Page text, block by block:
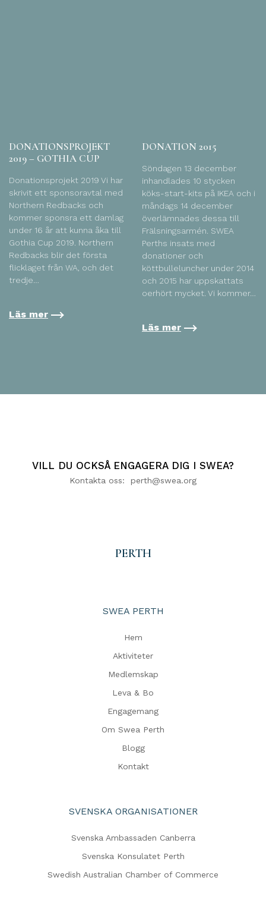
DONATIONSPROJEKT
2019 – GOTHIA CUP
Donationsprojekt 2019 Vi har
skrivit ett sponsoravtal med
Northern Redbacks och
kommer sponsra ett damlag
under 16 år att kunna åka till
Gothia Cup 2019. Northern
Redbacks blir det första
flicklaget från WA, och det
tredje…
Läs mer
DONATION 2015
Söndagen 13 december
inhandlades 10 stycken
köks-start-kits på IKEA och i
måndags 14 december
överlämnades dessa till
Frälsningsarmén. SWEA
Perths insats med
donationer och
köttbulleluncher under 2014
och 2015 har uppskattats
oerhört mycket. Vi kommer…
Läs mer
VILL DU OCKSÅ ENGAGERA DIG I SWEA?
Kontakta oss: perth@swea.org
PERTH
SWEA PERTH
Hem
Aktiviteter
Medlemskap
Leva & Bo
Engagemang
Om Swea Perth
Blogg
Kontakt
SVENSKA ORGANISATIONER
Svenska Ambassaden Canberra
Svenska Konsulatet Perth
Swedish Australian Chamber of Commerce